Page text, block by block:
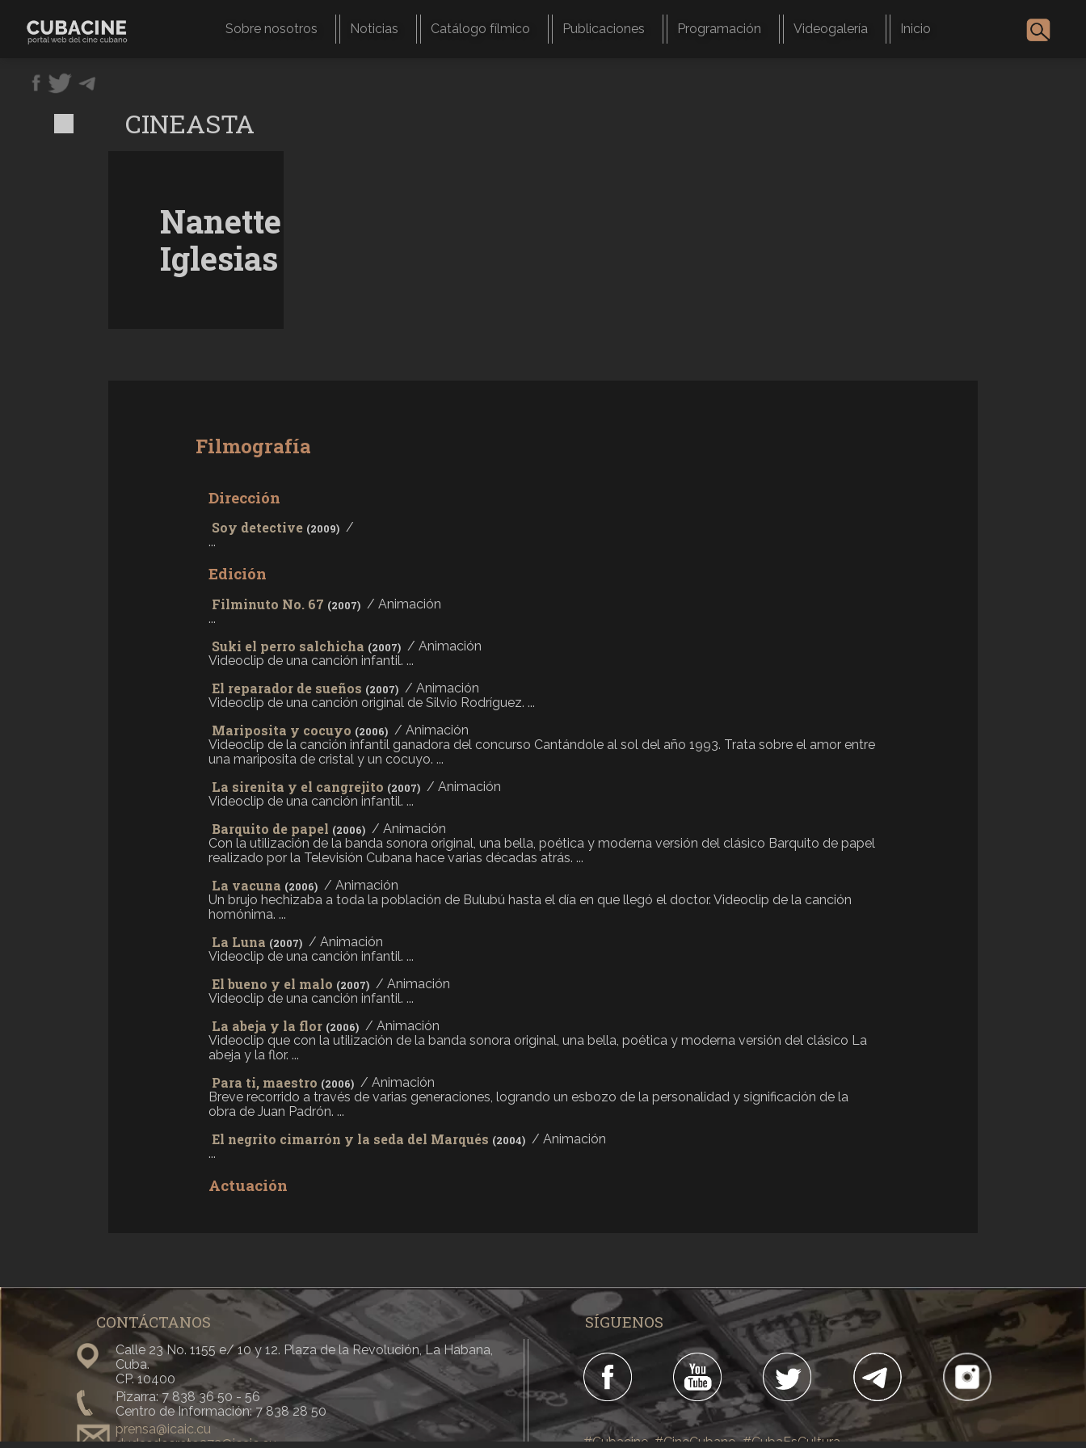
contenido
Navegación
Sobre nosotros Noticias Catálogo fílmico Publicaciones Programación Videogalería Inicio
CINEASTA
Nanette
Iglesias
Filmografía
Dirección
Soy detective (2009) /
...
Edición
Filminuto No. 67 (2007) / Animación
...
Suki el perro salchicha (2007) / Animación
Videoclip de una canción infantil. ...
El reparador de sueños (2007) / Animación
Videoclip de una canción original de Silvio Rodríguez. ...
Mariposita y cocuyo (2006) / Animación
Videoclip de la canción infantil ganadora del concurso Cantándole al sol del año 1993. Trata sobre el amor entre
una mariposita de cristal y un cocuyo. ...
La sirenita y el cangrejito (2007) / Animación
Videoclip de una canción infantil. ...
Barquito de papel (2006) / Animación
Con la utilización de la banda sonora original, una bella, poética y moderna versión del clásico Barquito de papel
realizado por la Televisión Cubana hace varias décadas atrás. ...
La vacuna (2006) / Animación
Un brujo hechizaba a toda la población de Bulubú hasta el día en que llegó el doctor. Videoclip de la canción
homónima. ...
La Luna (2007) / Animación
Videoclip de una canción infantil. ...
El bueno y el malo (2007) / Animación
Videoclip de una canción infantil. ...
La abeja y la flor (2006) / Animación
Videoclip que con la utilización de la banda sonora original, una bella, poética y moderna versión del clásico La
abeja y la flor. ...
Para ti, maestro (2006) / Animación
Breve recorrido a través de varias generaciones, logrando un esbozo de la personalidad y significación de la
obra de Juan Padrón. ...
El negrito cimarrón y la seda del Marqués (2004) / Animación
...
Actuación
Un nuevo Filminuto compuesto por los chistes: Tiburón selectivo. Pintando en el parque. El oficio más viejo. Vida
difícil. Tipo violento. Juicio final. Engaño extraño. ...
Filminuto No. 61 (2005)
/ Animación
Un nuevo Filminuto compuesto por los chistes: Corte adecuado, La doncella, Invento eficaz, Placer imperial,
Mordida y El vencedor. ...
Filminuto No. 62 (2005)
/ Animación
Un nuevo Filminuto compuesto por chistes de Alfredo Martirena tales como: Auto solidario. Colecciones.
Periodistas. Exceso de velocidad. Día felíz. As. Para todos los gustos. ...
Filminuto No. 63 (2005) / Animación
CONTÁCTANOS
Calle 23 No. 1155 e/ 10 y 12. Plaza de la Revolución, La Habana,
Cuba.
CP. 10400
Pizarra: 7 838 36 50 - 56
Centro de Información: 7 838 28 50
prensa@icaic.cu
dudasdecreto373@icaic.cu
SÍGUENOS
#Cubacine #CineCubano #CubaEsCultura